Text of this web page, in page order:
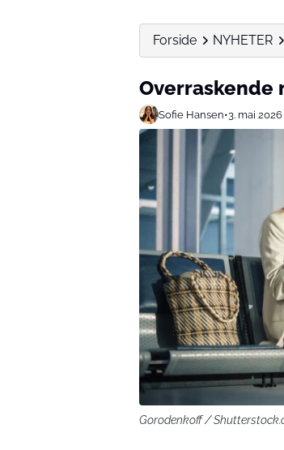
Forside NYHETER
Overraskende
Sofie Hansen•3. mai 2026
Gorodenkoff /